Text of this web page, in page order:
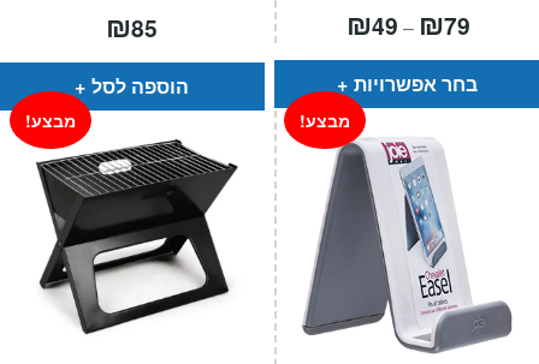
₪85
הוספה לסל
₪49 – ₪79טווח
מחירים:
⁦₪49⁩
עד
בחר אפשרויות
מבצע! מבצע!